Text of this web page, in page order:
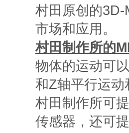
村田原创的3D-
市场和应用。
村田制作所的
物体的运动可
和Z轴平行运
村田制作所可
传感器，还可